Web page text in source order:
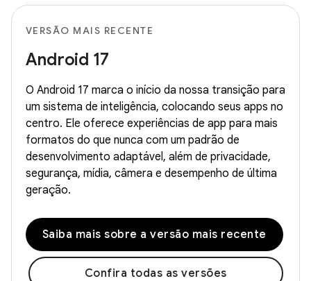
VERSÃO MAIS RECENTE
Android 17
O Android 17 marca o início da nossa transição para
um sistema de inteligência, colocando seus apps no
centro. Ele oferece experiências de app para mais
formatos do que nunca com um padrão de
desenvolvimento adaptável, além de privacidade,
segurança, mídia, câmera e desempenho de última
geração.
Saiba mais sobre a versão mais recente
Confira todas as versões